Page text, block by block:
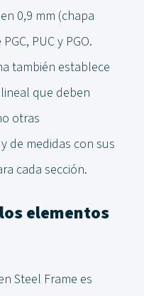
0,9 mm (chapa
PUC y PGO.
también establece
que deben
otras
de medidas con sus
cada sección.
elementos
Steel Frame es